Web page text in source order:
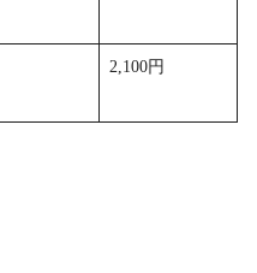
2,100円